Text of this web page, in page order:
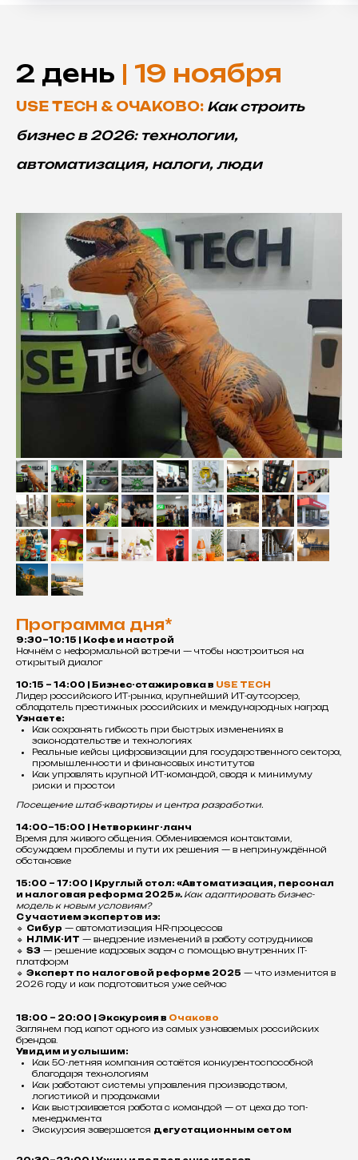
2 день | 19 ноября
USE TECH & ОЧАКОВО: Как строить
бизнес в 2026: технологии,
автоматизация, налоги, люди
Программа дня*
9:30–10:15 | Кофе и настрой
Начнём с неформальной встречи — чтобы настроиться на
открытый диалог
10:15 – 14:00 | Бизнес-стажировка в USE TECH
Лидер российского ИТ-рынка, крупнейший ИТ-аутсорсер,
обладатель престижных российских и международных наград
Узнаете:
Как сохранять гибкость при быстрых изменениях в
законодательстве и технологиях
Реальные кейсы цифровизации для государственного сектора,
промышленности и финансовых институтов
Как управлять крупной ИТ-командой, сводя к минимуму
риски и простои
Посещение штаб-квартиры и центра разработки.
14:00–15:00 | Нетворкинг-ланч
Время для живого общения. Обмениваемся контактами,
обсуждаем проблемы и пути их решения — в непринуждённой
обстановке
15:00 – 17:00 | Круглый стол: «Автоматизация, персонал
и налоговая реформа 2025». Как адаптировать бизнес-
модель к новым условиям?
С участием экспертов из:
🔹 Сибур — автоматизация HR-процессов
🔹 НЛМК-ИТ — внедрение изменений в работу сотрудников
🔹 S3 — решение кадровых задач с помощью внутренних IT-
платформ
🔹 Эксперт по налоговой реформе 2025 — что изменится в
2026 году и как подготовиться уже сейчас
18:00 – 20:00 | Экскурсия в Очаково
Заглянем под капот одного из самых узнаваемых российских
брендов.
Увидим и услышим:
Как 50-летняя компания остаётся конкурентоспособной
благодаря технологиям
Как работают системы управления производством,
логистикой и продажами
Как выстраивается работа с командой — от цеха до топ-
менеджмента
Экскурсия завершается дегустационным сетом